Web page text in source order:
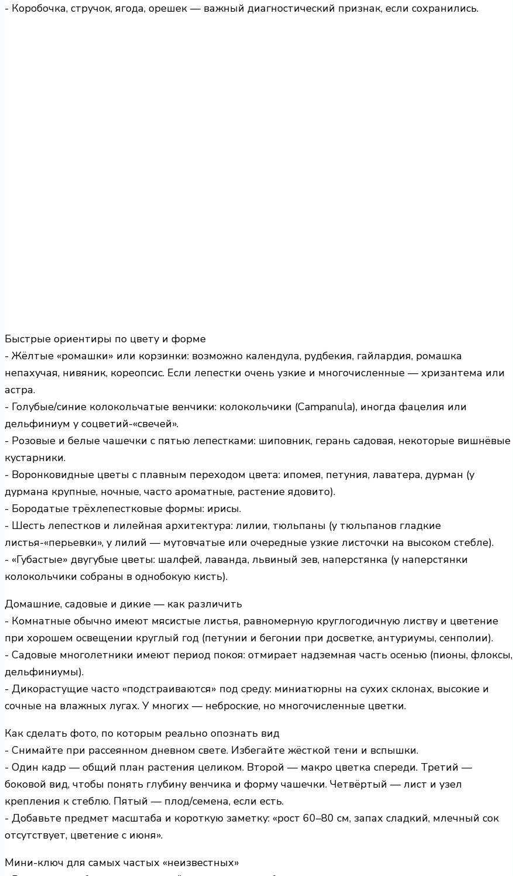
- Коробочка, стручок, ягода, орешек — важный диагностический признак, если сохранились.
Быстрые ориентиры по цвету и форме
- Жёлтые «ромашки» или корзинки: возможно календула, рудбекия, гайлардия, ромашка
непахучая, нивяник, кореопсис. Если лепестки очень узкие и многочисленные — хризантема или
астра.
- Голубые/синие колокольчатые венчики: колокольчики (Campanula), иногда фацелия или
дельфиниум у соцветий-«свечей».
- Розовые и белые чашечки с пятью лепестками: шиповник, герань садовая, некоторые вишнёвые
кустарники.
- Воронковидные цветы с плавным переходом цвета: ипомея, петуния, лаватера, дурман (у
дурмана крупные, ночные, часто ароматные, растение ядовито).
- Бородатые трёхлепестковые формы: ирисы.
- Шесть лепестков и лилейная архитектура: лилии, тюльпаны (у тюльпанов гладкие
листья-«перьевки», у лилий — мутовчатые или очередные узкие листочки на высоком стебле).
- «Губастые» двугубые цветы: шалфей, лаванда, львиный зев, наперстянка (у наперстянки
колокольчики собраны в однобокую кисть).
Домашние, садовые и дикие — как различить
- Комнатные обычно имеют мясистые листья, равномерную круглогодичную листву и цветение
при хорошем освещении круглый год (петунии и бегонии при досветке, антуриумы, сенполии).
- Садовые многолетники имеют период покоя: отмирает надземная часть осенью (пионы, флоксы,
дельфиниумы).
- Дикорастущие часто «подстраиваются» под среду: миниатюрны на сухих склонах, высокие и
сочные на влажных лугах. У многих — неброские, но многочисленные цветки.
Как сделать фото, по которым реально опознать вид
- Снимайте при рассеянном дневном свете. Избегайте жёсткой тени и вспышки.
- Один кадр — общий план растения целиком. Второй — макро цветка спереди. Третий —
боковой вид, чтобы понять глубину венчика и форму чашечки. Четвёртый — лист и узел
крепления к стеблю. Пятый — плод/семена, если есть.
- Добавьте предмет масштаба и короткую заметку: «рост 60–80 см, запах сладкий, млечный сок
отсутствует, цветение с июня».
Мини-ключ для самых частых «неизвестных»